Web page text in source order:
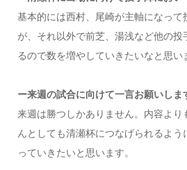
基本的には西村、尾崎が主軸になって
が、それ以外で前芝、湯浅など他の投
るので数を増やしていきたいなと思い
ー来週の試合に向けて一言お願いしま
来週は勝つしかありません。内容より
んとしても清瀬杯につなげられるよ
っていきたいと思います。